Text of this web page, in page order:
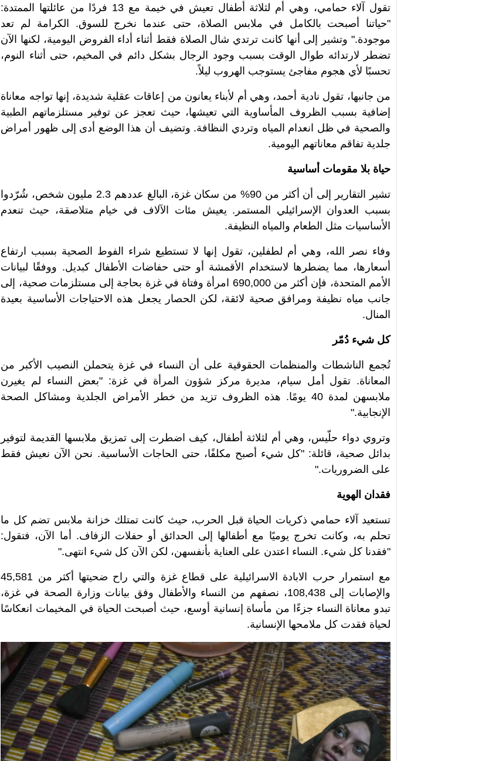
تقول آلاء حمامي، وهي أم لثلاثة أطفال تعيش في خيمة مع 13 فردًا من عائلتها الممتدة:
"حياتنا أصبحت بالكامل في ملابس الصلاة، حتى عندما نخرج للسوق. الكرامة لم تعد
موجودة." وتشير إلى أنها كانت ترتدي شال الصلاة فقط أثناء أداء الفروض اليومية، لكنها الآن
تضطر لارتدائه طوال الوقت بسبب وجود الرجال بشكل دائم في المخيم، حتى أثناء النوم،
تحسبًا لأي هجوم مفاجئ يستوجب الهروب ليلاً.
من جانبها، تقول نادية أحمد، وهي أم لأبناء يعانون من إعاقات عقلية شديدة، إنها تواجه معاناة
إضافية بسبب الظروف المأساوية التي تعيشها، حيث تعجز عن توفير مستلزماتهم الطبية
والصحية في ظل انعدام المياه وتردي النظافة. وتضيف أن هذا الوضع أدى إلى ظهور أمراض
جلدية تفاقم معاناتهم اليومية.
حياة بلا مقومات أساسية
تشير التقارير إلى أن أكثر من 90% من سكان غزة، البالغ عددهم 2.3 مليون شخص، شُرّدوا
بسبب العدوان الإسرائيلي المستمر. يعيش مئات الآلاف في خيام متلاصقة، حيث تنعدم
الأساسيات مثل الطعام والمياه النظيفة.
وفاء نصر الله، وهي أم لطفلين، تقول إنها لا تستطيع شراء الفوط الصحية بسبب ارتفاع
أسعارها، مما يضطرها لاستخدام الأقمشة أو حتى حفاضات الأطفال كبديل. ووفقًا لبيانات
الأمم المتحدة، فإن أكثر من 690,000 امرأة وفتاة في غزة بحاجة إلى مستلزمات صحية، إلى
جانب مياه نظيفة ومرافق صحية لائقة، لكن الحصار يجعل هذه الاحتياجات الأساسية بعيدة
المنال.
كل شيء دُمّر
تُجمع الناشطات والمنظمات الحقوقية على أن النساء في غزة يتحملن النصيب الأكبر من
المعاناة. تقول أمل سيام، مديرة مركز شؤون المرأة في غزة: "بعض النساء لم يغيرن
ملابسهن لمدة 40 يومًا. هذه الظروف تزيد من خطر الأمراض الجلدية ومشاكل الصحة
الإنجابية."
وتروي دواء حلّيس، وهي أم لثلاثة أطفال، كيف اضطرت إلى تمزيق ملابسها القديمة لتوفير
بدائل صحية، قائلة: "كل شيء أصبح مكلفًا، حتى الحاجات الأساسية. نحن الآن نعيش فقط
على الضروريات."
فقدان الهوية
تستعيد آلاء حمامي ذكريات الحياة قبل الحرب، حيث كانت تمتلك خزانة ملابس تضم كل ما
تحلم به، وكانت تخرج يوميًا مع أطفالها إلى الحدائق أو حفلات الزفاف. أما الآن، فتقول:
"فقدنا كل شيء. النساء اعتدن على العناية بأنفسهن، لكن الآن كل شيء انتهى."
مع استمرار حرب الابادة الاسرائيلية على قطاع غزة والتي راح ضحيتها أكثر من 45,581
والإصابات إلى 108,438، نصفهم من النساء والأطفال وفق بيانات وزارة الصحة في غزة،
تبدو معاناة النساء جزءًا من مأساة إنسانية أوسع، حيث أصبحت الحياة في المخيمات انعكاسًا
لحياة فقدت كل ملامحها الإنسانية.